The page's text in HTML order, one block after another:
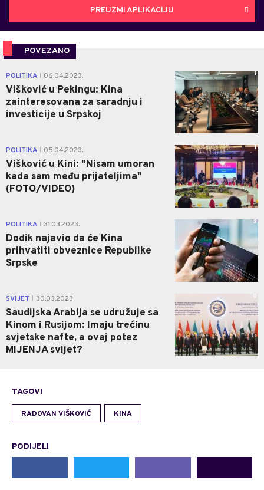
PREUZMI APLIKACIJU
POVEZANO
POLITIKA 06.04.2023.
Višković u Pekingu: Kina
zainteresovana za saradnju i
investicije u Srpskoj
1
POLITIKA 05.04.2023.
Višković u Kini: "Nisam umoran
kada sam među prijateljima"
(FOTO/VIDEO)
1
POLITIKA 31.03.2023.
Dodik najavio da će Kina
prihvatiti obveznice Republike
Srpske
3
SVIJET 30.03.2023.
Saudijska Arabija se udružuje sa
Kinom i Rusijom: Imaju trećinu
svjetske nafte, a ovaj potez
MIJENJA svijet?
0
TAGOVI
RADOVAN VIŠKOVIĆ KINA
PODIJELI